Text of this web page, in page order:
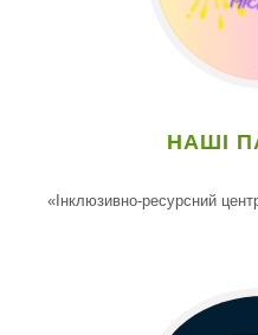
НАШІ
«Інклюзивно-ресурсний